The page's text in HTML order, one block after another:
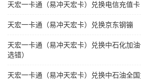
天宏一卡通（易冲天宏卡）兑换电信充值卡
天宏一卡通（易冲天宏卡）兑换京东钢镚
天宏一卡通（易冲天宏卡）兑换中石化加
选错）
天宏一卡通（易冲天宏卡）兑换中石油全